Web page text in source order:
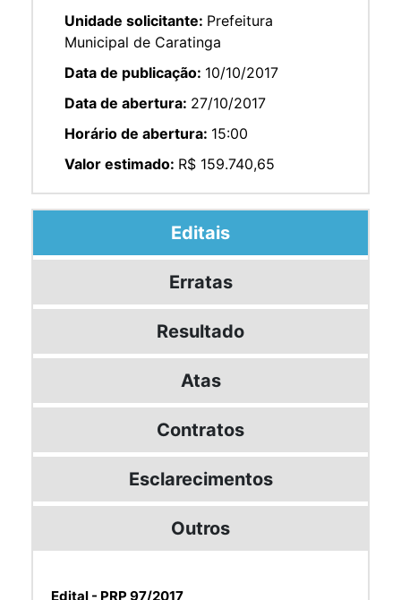
Unidade solicitante: Prefeitura
Municipal de Caratinga
Data de publicação: 10/10/2017
Data de abertura: 27/10/2017
Horário de abertura: 15:00
Valor estimado: R$ 159.740,65
Editais
Erratas
Resultado
Atas
Contratos
Esclarecimentos
Outros
Edital - PRP 97/2017